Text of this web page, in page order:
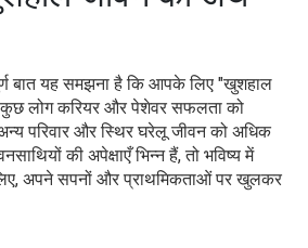
बात यह समझना है कि आपके लिए "खुशहाल
लोग करियर और पेशेवर सफलता को
परिवार और स्थिर घरेलू जीवन को अधिक
की अपेक्षाएँ भिन्न हैं, तो भविष्य में
अपने सपनों और प्राथमिकताओं पर खुलकर